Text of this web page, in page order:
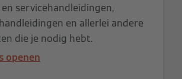
servicehandleidingen,
en allerlei andere
die je nodig hebt.
openen